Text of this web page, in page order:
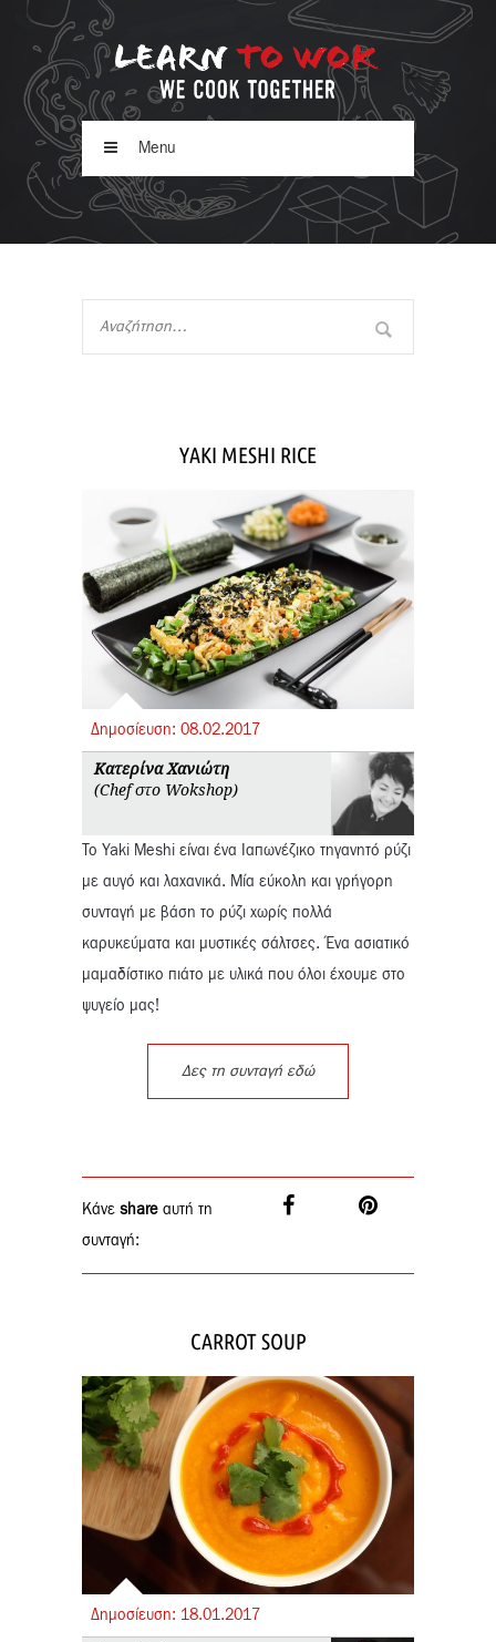
Menu
ΥAKI MESHI RICE
Δημοσίευση: 08.02.2017
Κατερίνα Χανιώτη
(Chef στο Wokshop)
To Yaki Meshi είναι ένα Ιαπωνέζικο τηγανητό ρύζι
με αυγό και λαχανικά. Μία εύκολη και γρήγορη
συνταγή με βάση το ρύζι χωρίς πολλά
καρυκεύματα και μυστικές σάλτσες. Ένα ασιατικό
μαμαδίστικο πιάτο με υλικά που όλοι έχουμε στο
ψυγείο μας!
Δες τη συνταγή εδώ
Κάνε share αυτή τη
συνταγή:
CARROT SOUP
Δημοσίευση: 18.01.2017